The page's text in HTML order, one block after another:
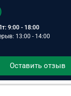
9:00 - 18:00
13:00 - 14:00
Оставить отзыв